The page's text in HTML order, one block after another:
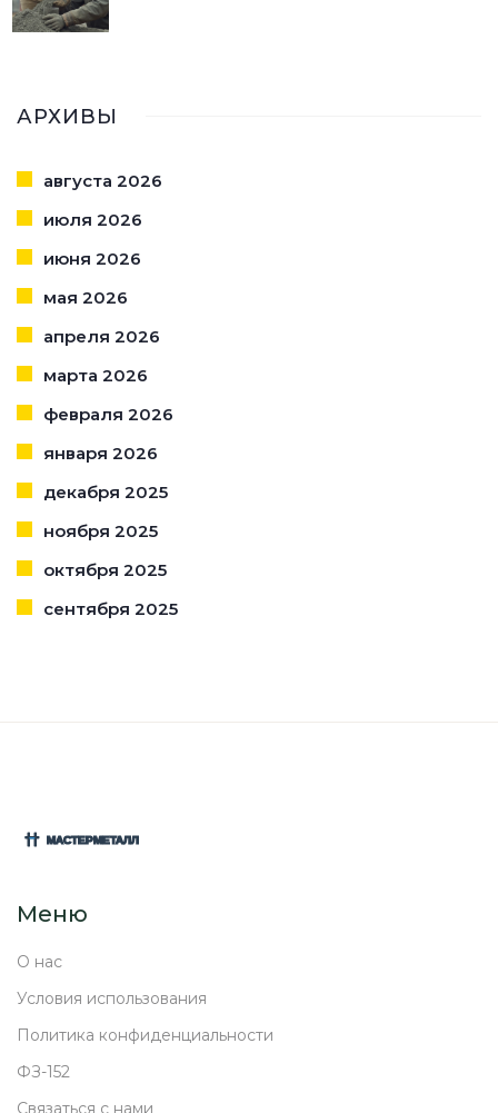
АРХИВЫ
августа 2026
июля 2026
июня 2026
мая 2026
апреля 2026
марта 2026
февраля 2026
января 2026
декабря 2025
ноября 2025
октября 2025
сентября 2025
Меню
О нас
Условия использования
Политика конфиденциальности
ФЗ-152
Связаться с нами